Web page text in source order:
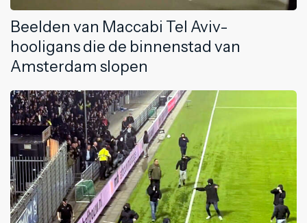
Beelden van Maccabi Tel Aviv-
hooligans die de binnenstad van
Amsterdam slopen